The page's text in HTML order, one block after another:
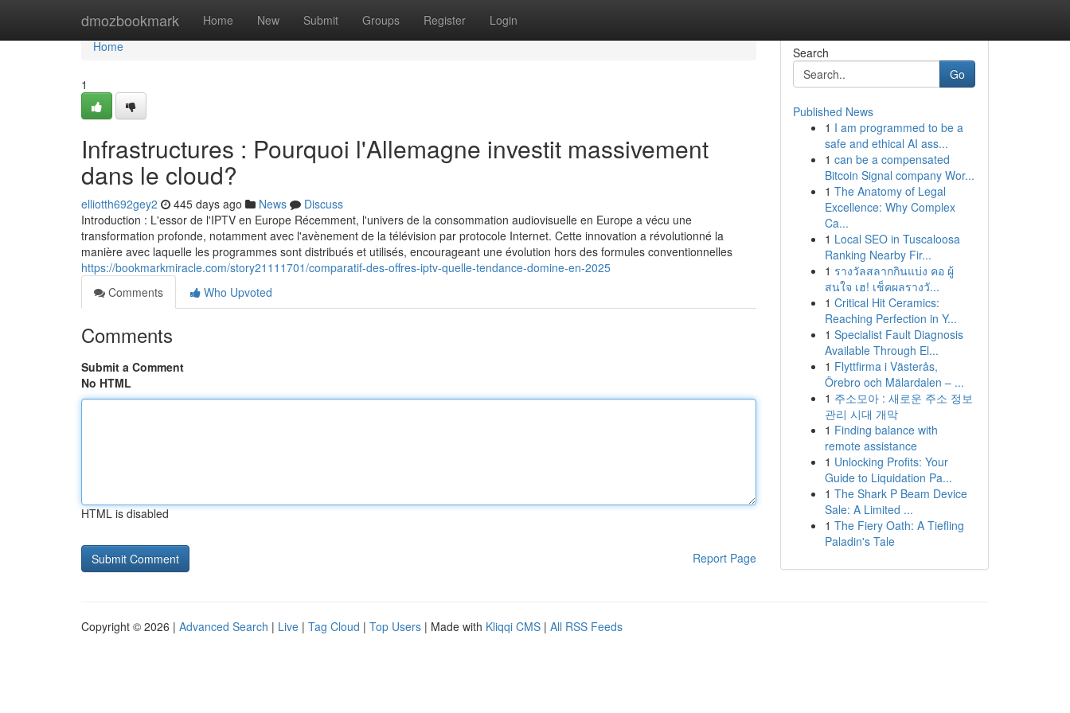
dmozbookmark Home New Submit Groups Register Login
Home
Home
1
Infrastructures : Pourquoi l'Allemagne investit massivement
dans le cloud?
elliotth692gey2 445 days ago News
Discuss
Introduction : L'essor de l'IPTV en Europe Récemment, l'univers de la consommation audiovisuelle en Europe a vécu une
transformation profonde, notamment avec l'avènement de la télévision par protocole Internet. Cette innovation a révolutionné la
manière avec laquelle les programmes sont distribués et utilisés, encourageant une évolution hors des formules conventionnelles
https://bookmarkmiracle.com/story21111701/comparatif-des-offres-iptv-quelle-tendance-domine-en-2025
Comments
Who Upvoted
Comments
Submit a Comment
No HTML
HTML is disabled
Report Page
Search
Go
Published News
1 I am programmed to be a
safe and ethical AI ass...
1 can be a compensated
Bitcoin Signal company Wor...
1 The Anatomy of Legal
Excellence: Why Complex
Ca...
1 Local SEO in Tuscaloosa
Ranking Nearby Fir...
1 รางวัลสลากกินแบ่ง คอ ผู้
สนใจ เฮ! เช็คผลรางวั...
1 Critical Hit Ceramics:
Reaching Perfection in Y...
1 Specialist Fault Diagnosis
Available Through El...
1 Flyttfirma i Västerås,
Örebro och Mälardalen – ...
1 주소모아 : 새로운 주소 정보
관리 시대 개막
1 Finding balance with
remote assistance
1 Unlocking Profits: Your
Guide to Liquidation Pa...
1 The Shark P Beam Device
Sale: A Limited ...
1 The Fiery Oath: A Tiefling
Paladin's Tale
Copyright © 2026 | Advanced Search | Live | Tag Cloud | Top Users | Made with Kliqqi CMS | All RSS Feeds